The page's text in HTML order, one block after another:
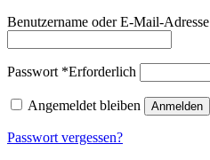
Benutzername oder E-Mail-Adresse
Passwort *Erforderlich
Angemeldet bleiben Anmelden
Passwort vergessen?